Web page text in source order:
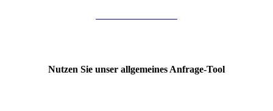
Nutzen Sie unser allgemeines Anfrage-Tool